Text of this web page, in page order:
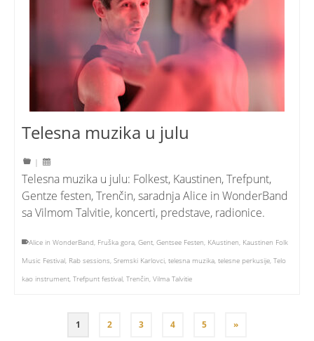
Telesna muzika u julu
|
Telesna muzika u julu: Folkest, Kaustinen, Trefpunt,
Gentze festen, Trenčin, saradnja Alice in WonderBand
sa Vilmom Talvitie, koncerti, predstave, radionice.
Alice in WonderBand, Fruška gora, Gent, Gentsee Festen, KAustinen, Kaustinen Folk
Music Festival, Rab sessions, Sremski Karlovci, telesna muzika, telesne perkusije, Telo
kao instrument, Trefpunt festival, Trenčin, Vilma Talvitie
1 2 3 4 5 »